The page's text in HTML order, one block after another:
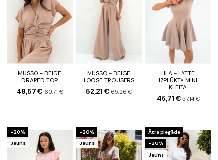
MUSSO - BEIGE
DRAPED TOP
48,57 € 60,71 €
MUSSO - BEIGE
LOOSE TROUSERS
52,21 €65,26 €
LILA - LATTE
IZPLŪKTA MINI
KLEITA
45,71 € 57,14 €
-20%
Jauns
-20%
Jauns
Ātra piegāde
-20%
Jauns